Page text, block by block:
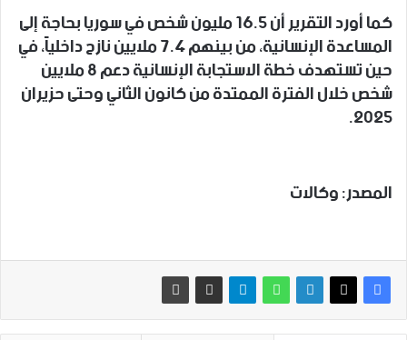
كما أورد التقرير أن 16.5 مليون شخص في سوريا بحاجة إلى
المساعدة الإنسانية، من بينهم 7.4 ملايين نازح داخلياً، في
حين تستهدف خطة الاستجابة الإنسانية دعم 8 ملايين
شخص خلال الفترة الممتدة من كانون الثاني وحتى حزيران
2025.
المصدر: وكالات